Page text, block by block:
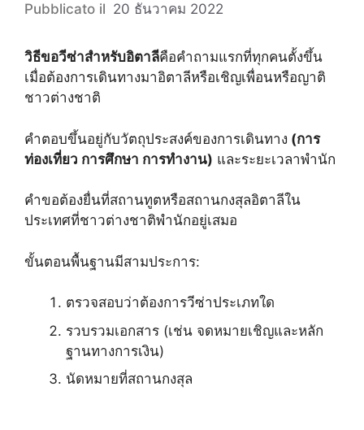
20 ธันวาคม 2022
วิธีขอวีซ่าสำหรับอิตาลีคือคำถามแรกที่ทุกคนตั้งขึ้น
เมื่อต้องการเดินทางมาอิตาลีหรือเชิญเพื่อนหรือญาติ
ชาวต่างชาติ
คำตอบขึ้นอยู่กับวัตถุประสงค์ของการเดินทาง (การ
ท่องเที่ยว การศึกษา การทำงาน) และระยะเวลาพำนัก
คำขอต้องยื่นที่สถานทูตหรือสถานกงสุลอิตาลีใน
ประเทศที่ชาวต่างชาติพำนักอยู่เสมอ
ขั้นตอนพื้นฐานมีสามประการ:
ตรวจสอบว่าต้องการวีซ่าประเภทใด
รวบรวมเอกสาร (เช่น จดหมายเชิญและหลัก
ฐานทางการเงิน)
นัดหมายที่สถานกงสุล